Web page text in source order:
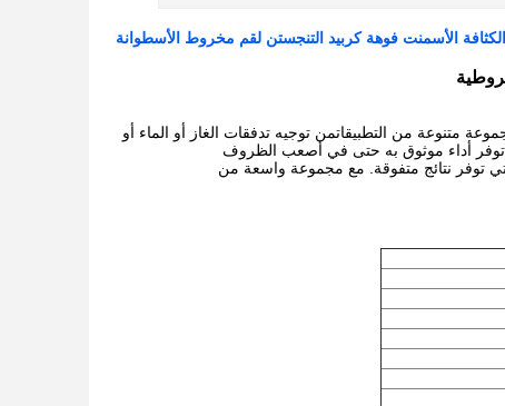
متنوعة من التطبيقاتمن توجيه تدفقات الغاز أو الماء أو
توفر أداء موثوق به حتى في أصعب الظروف
توفر نتائج متفوقة. مع مجموعة واسعة من